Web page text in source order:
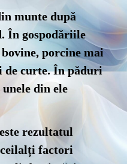
munte după
În gospodăriile
porcine mai
de curte. În păduri
din ele
rezultatul
factori